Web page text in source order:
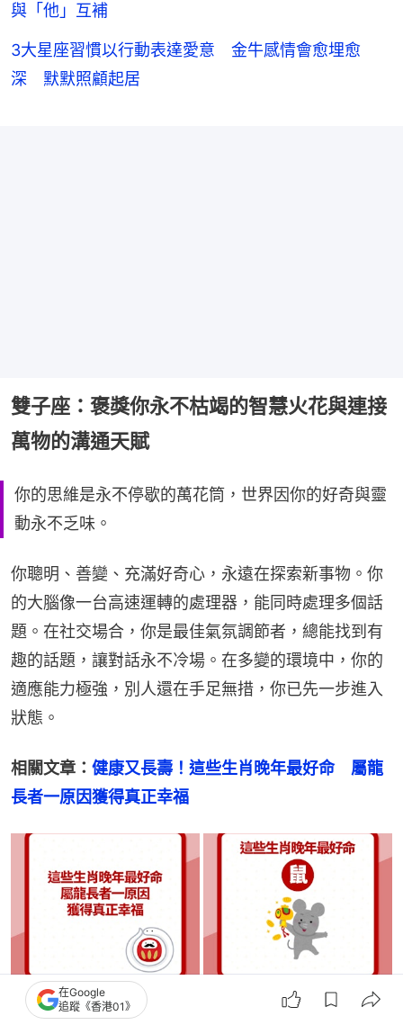
與「他」互補
3大星座習慣以行動表達愛意 金牛感情會愈埋愈
深 默默照顧起居
雙子座：褒獎你永不枯竭的智慧火花與連接
萬物的溝通天賦
你的思維是永不停歇的萬花筒，世界因你的好奇與靈
動永不乏味。
你聰明、善變、充滿好奇心，永遠在探索新事物。你
的大腦像一台高速運轉的處理器，能同時處理多個話
題。在社交場合，你是最佳氣氛調節者，總能找到有
趣的話題，讓對話永不冷場。在多變的環境中，你的
適應能力極強，別人還在手足無措，你已先一步進入
狀態。
相關文章： 健康又長壽！這些生肖晚年最好命　屬龍
長者一原因獲得真正幸福
在Google
追蹤《香港01》